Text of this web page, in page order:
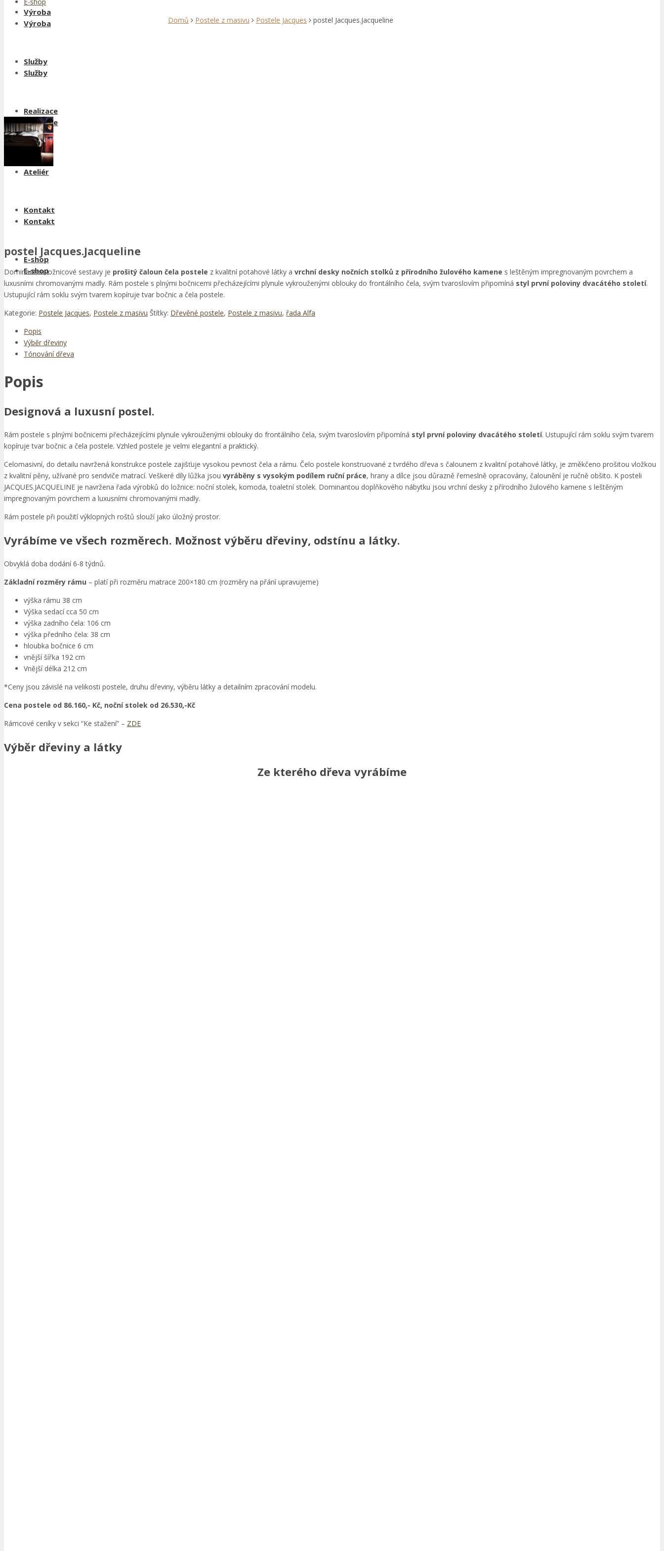
Výroba
Služby
Realizace
Ateliér
Kontakt
E-shop
Výroba
Služby
Realizace
Ateliér
Kontakt
E-shop
Domů
Postele z masivu Postele Jacques postel Jacques.Jacqueline
postel Jacques.Jacqueline
Dominantou ložnicové sestavy je prošitý čaloun čela postele z kvalitní potahové látky a vrchní desky nočních stolků z přírodního žulového kamene s leštěným impregnovaným povrchem a
luxusními chromovanými madly. Rám postele s plnými bočnicemi přecházejícími plynule vykrouženými oblouky do frontálního čela, svým tvaroslovím připomíná styl první poloviny dvacátého století.
Ustupující rám soklu svým tvarem kopíruje tvar bočnic a čela postele.
Kategorie: Postele Jacques, Postele z masivu Štítky: Dřevěné postele, Postele z masivu, řada Alfa
Popis
Výběr dřeviny
Tónování dřeva
Popis
Designová a luxusní postel.
Rám postele s plnými bočnicemi přecházejícími plynule vykrouženými oblouky do frontálního čela, svým tvaroslovím připomíná styl první poloviny dvacátého století. Ustupující rám soklu svým tvarem
kopíruje tvar bočnic a čela postele. Vzhled postele je velmi elegantní a praktický.
Celomasivní, do detailu navržená konstrukce postele zajišťuje vysokou pevnost čela a rámu. Čelo postele konstruované z tvrdého dřeva s čalounem z kvalitní potahové látky, je změkčeno prošitou vložkou
z kvalitní pěny, užívané pro sendviče matrací. Veškeré díly lůžka jsou vyráběny s vysokým podílem ruční práce, hrany a dílce jsou důrazně řemeslně opracovány, čalounění je ručně obšito. K posteli
JACQUES.JACQUELINE je navržena řada výrobků do ložnice: noční stolek, komoda, toaletní stolek. Dominantou doplňkového nábytku jsou vrchní desky z přírodního žulového kamene s leštěným
impregnovaným povrchem a luxusními chromovanými madly.
Rám postele při použití výklopných roštů slouží jako úložný prostor.
Vyrábíme ve všech rozměrech. Možnost výběru dřeviny, odstínu a látky.
Obvyklá doba dodání 6-8 týdnů.
Základní rozměry rámu – platí při rozměru matrace 200×180 cm (rozměry na přání upravujeme)
výška rámu 38 cm
Výška sedací cca 50 cm
výška zadního čela: 106 cm
výška předního čela: 38 cm
hloubka bočnice 6 cm
vnější šířka 192 cm
Vnější délka 212 cm
*Ceny jsou závislé na velikosti postele, druhu dřeviny, výběru látky a detailním zpracování modelu.
Cena postele od 86.160,- Kč, noční stolek od 26.530,-Kč
Rámcové ceníky v sekci “Ke stažení” – ZDE
Výběr dřeviny a látky
Ze kterého dřeva vyrábíme